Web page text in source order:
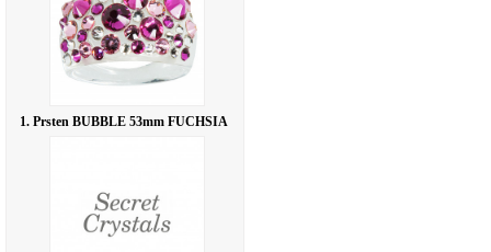
1. Prsten BUBBLE 53mm FUCHSIA